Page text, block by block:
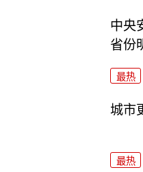
中央
省份
最热
城市
最热